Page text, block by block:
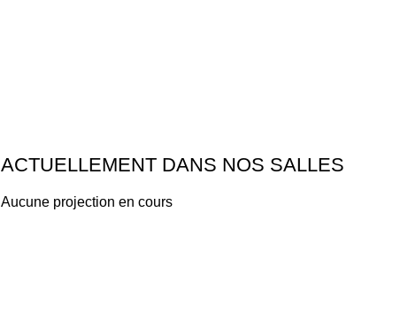
ACTUELLEMENT DANS NOS SALLES
Aucune projection en cours